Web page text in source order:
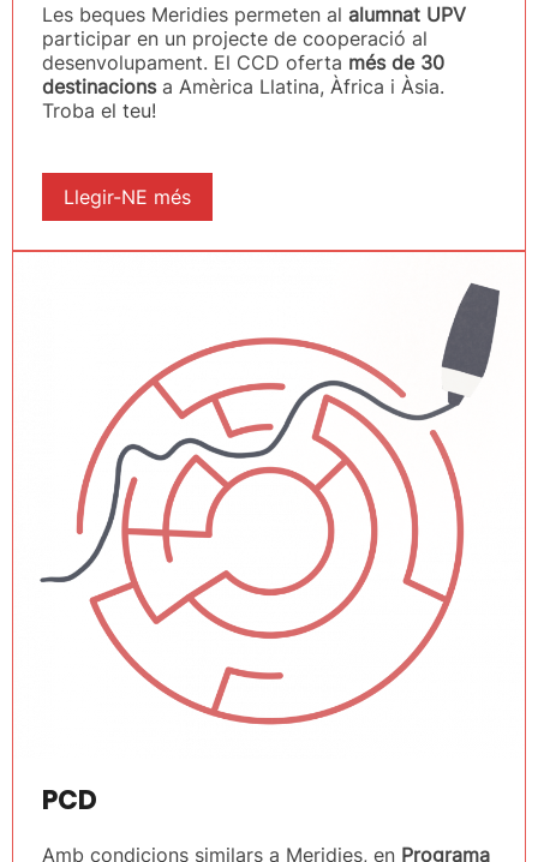
Les beques Meridies permeten al alumnat UPV
participar en un projecte de cooperació al
desenvolupament. El CCD oferta més de 30
destinacionsa Amèrica Llatina, Àfrica i Àsia.
Troba el teu!
Llegir-NE més
PCD
Amb condicions similars a Meridies, en Programa